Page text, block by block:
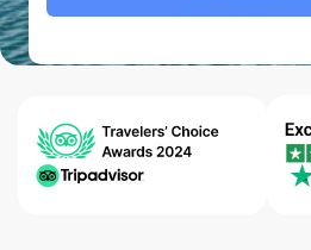
Centro de
Ayuda 24/7
Garantizado